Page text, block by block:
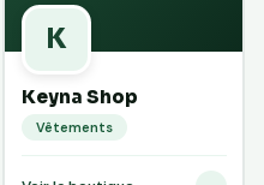
K
Keyna Shop
Vêtements